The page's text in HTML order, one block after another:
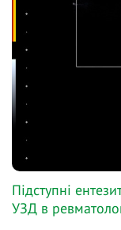
Підступні
УЗД в